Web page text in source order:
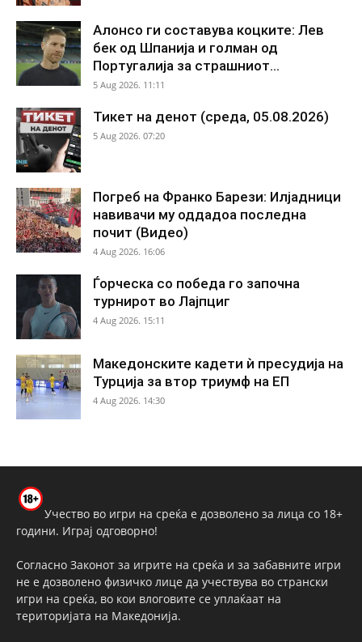
Алонсо ги составува коцките: Лев
бек од Шпанија и голман од
Португалија за страшниот...
5 Aug 2026. 11:11
Тикет на денот (среда, 05.08.2026)
5 Aug 2026. 07:20
Погреб на Франко Барези: Илјадници
навивачи му оддадоа последна
почит (Видео)
4 Aug 2026. 16:06
Ѓорческа со победа го започна
турнирот во Лајпциг
4 Aug 2026. 15:11
Македонските кадети ѝ пресудија на
Турција за втор триумф на ЕП
4 Aug 2026. 14:30
Учество во игри на среќа е дозволено за лица со 18+
години. Играј одговорно!
Согласно Законот за игрите на среќа и за забавните игри
не е дозволено физичко лице да учествува во странски
игри на среќа, во кои влоговите се уплаќаат на
територијата на Македонија.